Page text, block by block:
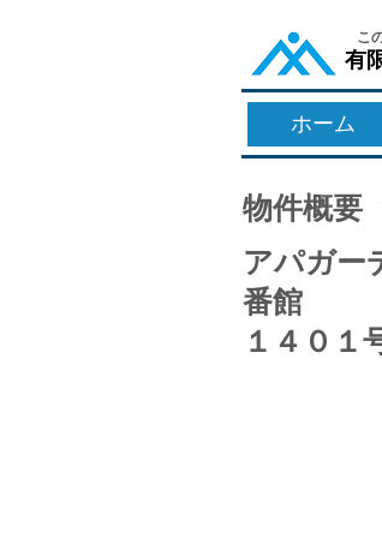
こ
有
物件概要
アパガー
番館
１４０１
ホーム